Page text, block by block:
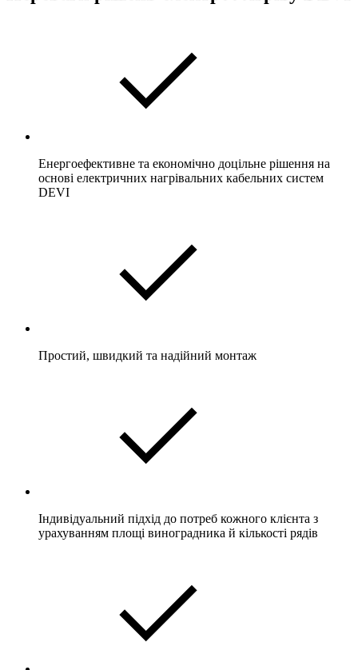
Енергоефективне та економічно доцільне рішення на
основі електричних нагрівальних кабельних систем
DEVI
Простий, швидкий та надійний монтаж
Індивідуальний підхід до потреб кожного клієнта з
урахуванням площі виноградника й кількості рядів​